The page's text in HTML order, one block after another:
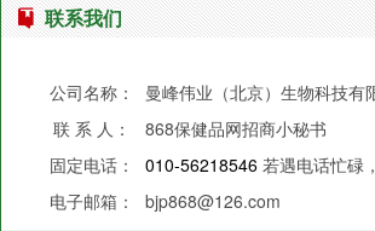
联系我们
公司名称：
曼峰伟业（北京）生物科技有
联 系 人：
868保健品网招商小秘书
固定电话：
010-56218546 若遇电话忙碌，
电子邮箱：
bjp868@126.com